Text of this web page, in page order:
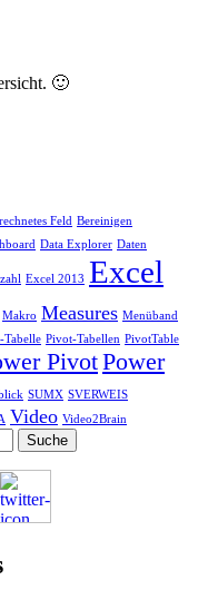
🙂
Feld Bereinigen
Data Explorer Daten
Excel 2013 Excel
Makro Measures Menüband
Tabelle Pivot-Tabellen PivotTable
PivotPower
SUMX SVERWEIS
Video Video2Brain